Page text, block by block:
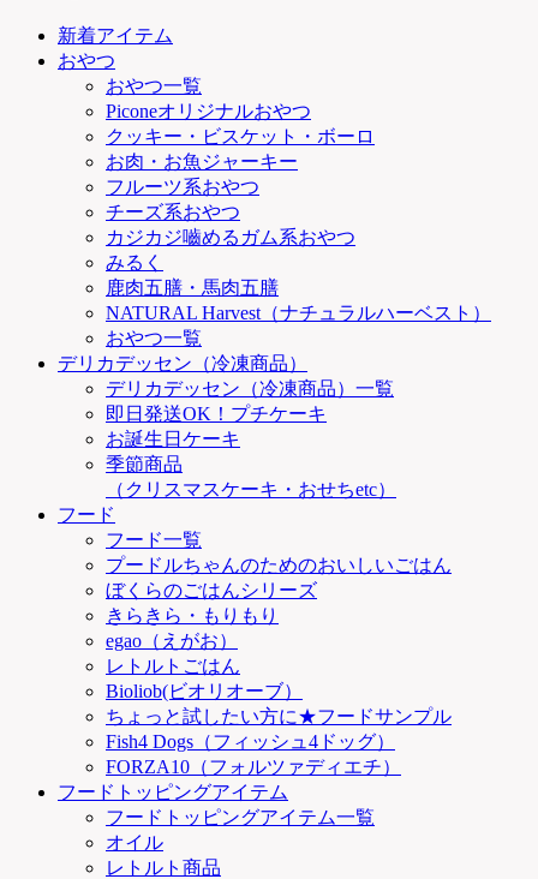
新着アイテム
おやつ
おやつ一覧
Piconeオリジナルおやつ
クッキー・ビスケット・ボーロ
お肉・お魚ジャーキー
フルーツ系おやつ
チーズ系おやつ
カジカジ嚙めるガム系おやつ
みるく
鹿肉五膳・馬肉五膳
NATURAL Harvest（ナチュラルハーベスト）
おやつ一覧
デリカデッセン（冷凍商品）
デリカデッセン（冷凍商品）一覧
即日発送OK！プチケーキ
お誕生日ケーキ
季節商品
（クリスマスケーキ・おせちetc）
フード
フード一覧
プードルちゃんのためのおいしいごはん
ぼくらのごはんシリーズ
きらきら・もりもり
egao（えがお）
レトルトごはん
Bioliob(ビオリオーブ）
ちょっと試したい方に★フードサンプル
Fish4 Dogs（フィッシュ4ドッグ）
FORZA10（フォルツァディエチ）
フードトッピングアイテム
フードトッピングアイテム一覧
オイル
レトルト商品